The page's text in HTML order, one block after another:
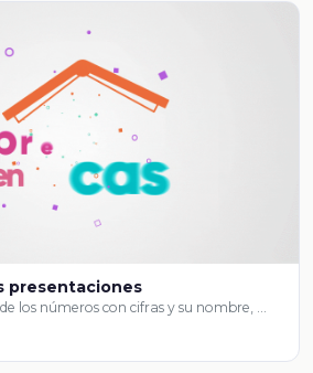
presentaciones
los números con cifras y su nombre, …